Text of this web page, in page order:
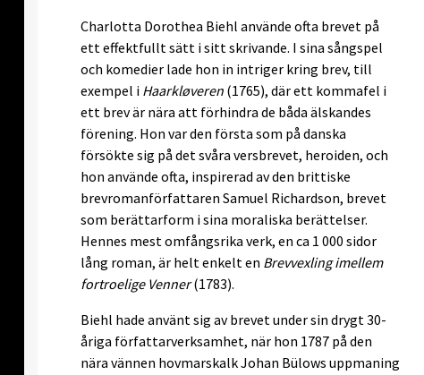
Charlotta Dorothea Biehl använde ofta brevet på
ett effektfullt sätt i sitt skrivande. I sina sångspel
och komedier lade hon in intriger kring brev, till
exempel i Haarkløveren(1765), där ett kommafel i
ett brev är nära att förhindra de båda älskandes
förening. Hon var den första som på danska
försökte sig på det svåra versbrevet, heroiden, och
hon använde ofta, inspirerad av den brittiske
brevromanförfattaren Samuel Richardson, brevet
som berättarform i sina moraliska berättelser.
Hennes mest omfångsrika verk, en ca 1 000 sidor
lång roman, är helt enkelt en Brevvexling imellem
fortroelige Venner(1783).
Biehl hade använt sig av brevet under sin drygt 30-
åriga författarverksamhet, när hon 1787 på den
nära vännen hovmarskalk Johan Bülows uppmaning